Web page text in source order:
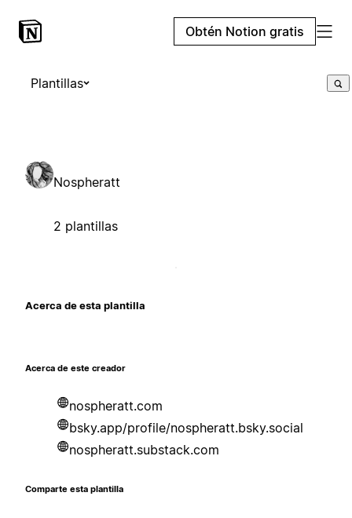
Obtén Notion gratis
Plantillas
Nospheratt
2 plantillas
Acerca de esta plantilla
Acerca de este creador
nospheratt.com
bsky.app/profile/nospheratt.bsky.social
nospheratt.substack.com
Comparte esta plantilla